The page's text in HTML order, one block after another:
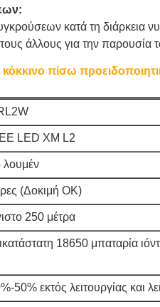
κατά τη διάρκεια
άλλους για την παρουσία
πίσω
LED XM L2
λουμέν
(Δοκιμή OK)
250 μέτρα
18650 μπαταρία
50% εκτός λειτουργίας και